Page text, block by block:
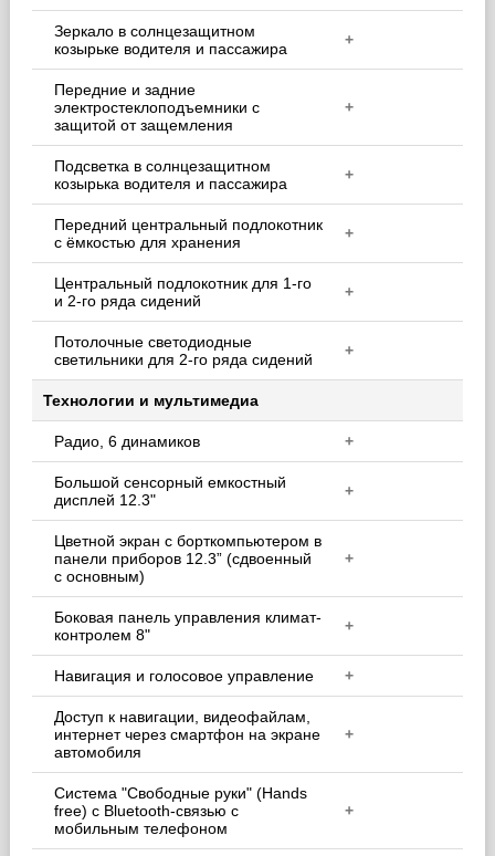
Зеркало в солнцезащитном
козырьке водителя и пассажира
+
Передние и задние
электростеклоподъемники с
защитой от защемления
+
Подсветка в солнцезащитном
козырька водителя и пассажира
+
Передний центральный подлокотник
с ёмкостью для хранения
+
Центральный подлокотник для 1-го
и 2-го ряда сидений
+
Потолочные светодиодные
светильники для 2-го ряда сидений
+
Технологии и мультимедиа
Радио, 6 динамиков +
Большой сенсорный емкостный
дисплей 12.3"
+
Цветной экран с борткомпьютером в
панели приборов 12.3” (сдвоенный
с основным)
+
Боковая панель управления климат-
контролем 8"
+
Навигация и голосовое управление +
Доступ к навигации, видеофайлам,
интернет через смартфон на экране
автомобиля
+
Система "Свободные руки" (Hands
free) с Bluetoоth-связью с
мобильным телефоном
+